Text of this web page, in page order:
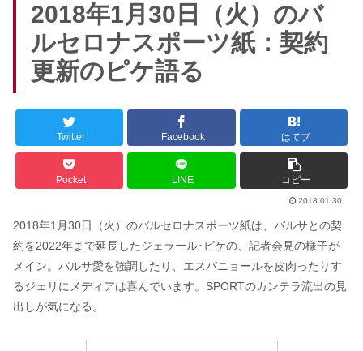
2018年1月30日（火）のバ
ルセロナスポーツ紙：契約
更新のピケ語る
Twitter Facebook はてブ
Pocket LINE コピー
2018.01.30
2018年1月30日（火）のバルセロナスポーツ紙は、バルサとの契
約を2022年まで延長したジェラール･ピケの、記者会見の様子が
メイン。バルサ愛を強調したり、エスパニョールを皮肉ったりす
るジェリにメディアは喜んでいます。SPORTのカンテラ流出の見
出しが気になる。